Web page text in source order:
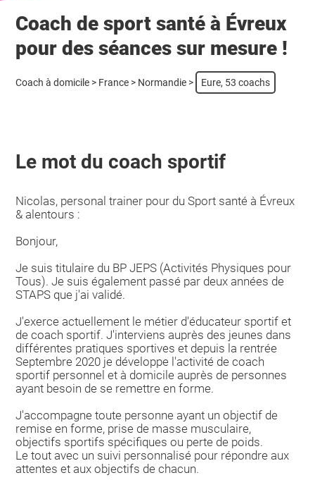
Coach de sport santé à Évreux
pour des séances sur mesure !
Coach à domicile > France > Normandie > Eure, 53 coachs
Le mot du coach sportif
Nicolas, personal trainer pour du Sport santé à Évreux
& alentours :
Bonjour,
Je suis titulaire du BP JEPS (Activités Physiques pour
Tous). Je suis également passé par deux années de
STAPS que j'ai validé.
J'exerce actuellement le métier d'éducateur sportif et
de coach sportif. J'interviens auprès des jeunes dans
différentes pratiques sportives et depuis la rentrée
Septembre 2020 je développe l'activité de coach
sportif personnel et à domicile auprès de personnes
ayant besoin de se remettre en forme.
J'accompagne toute personne ayant un objectif de
remise en forme, prise de masse musculaire,
objectifs sportifs spécifiques ou perte de poids.
Le tout avec un suivi personnalisé pour répondre aux
attentes et aux objectifs de chacun.